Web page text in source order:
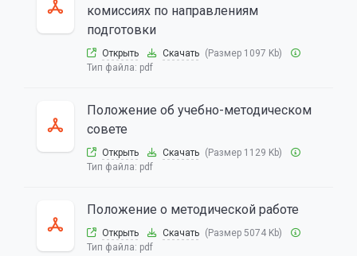
комиссиях по направлениям
подготовки
Открыть Скачать (Размер 1097 Kb)
Тип файла: pdf
Положение об учебно-методическом
совете
Открыть Скачать (Размер 1129 Kb)
Тип файла: pdf
Положение о методической работе
Открыть Скачать (Размер 5074 Kb)
Тип файла: pdf